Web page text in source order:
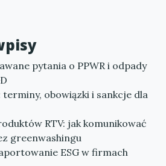
pytania o PPWR i odpady
terminy, obowiązki i sankcje dla
RTV: jak komunikować
greenwashingu
ESG w firmach